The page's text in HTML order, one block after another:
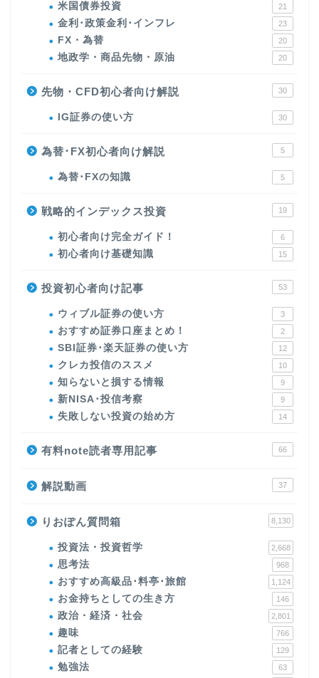
米国債券投資 21
金利･政策金利･インフレ 23
FX・為替 20
地政学・商品先物・原油 20
先物・CFD初心者向け解説 30
IG証券の使い方 30
為替･FX初心者向け解説 5
為替･FXの知識 5
戦略的インデックス投資 19
初心者向け完全ガイド！ 6
初心者向け基礎知識 15
投資初心者向け記事 53
ウィブル証券の使い方 3
おすすめ証券口座まとめ！ 2
SBI証券･楽天証券の使い方 12
クレカ投信のススメ 10
知らないと損する情報 9
新NISA･投信考察 9
失敗しない投資の始め方 14
有料note読者専用記事 66
解説動画 37
りおぽん質問箱 8,130
投資法・投資哲学 2,668
思考法 968
おすすめ高級品･料亭･旅館 1,124
お金持ちとしての生き方 146
政治・経済・社会 2,801
趣味 766
記者としての経験 129
勉強法 63